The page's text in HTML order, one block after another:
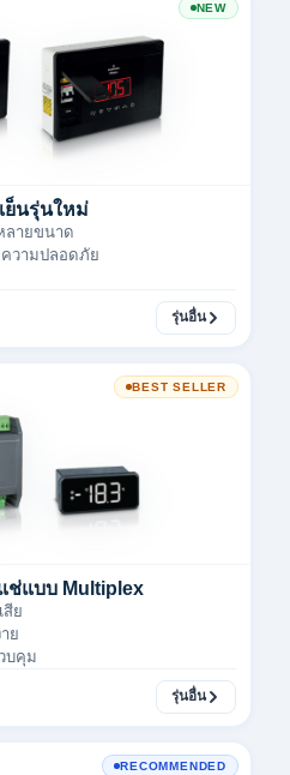
NEW
ย็นรุ่นใหม่
ลายขนาด
วามปลอดภัย
รุ่นอื่น
BEST SELLER
แบบ Multiplex
สีย
ย
บคุม
รุ่นอื่น
RECOMMENDED